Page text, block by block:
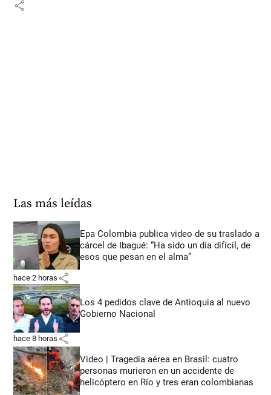
share
Las más leídas
Epa Colombia publica video de su traslado a
cárcel de Ibagué: “Ha sido un día difícil, de
esos que pesan en el alma”
hace 2 horas share
Los 4 pedidos clave de Antioquia al nuevo
Gobierno Nacional
hace 8 horas share
Video | Tragedia aérea en Brasil: cuatro
personas murieron en un accidente de
helicóptero en Río y tres eran colombianas